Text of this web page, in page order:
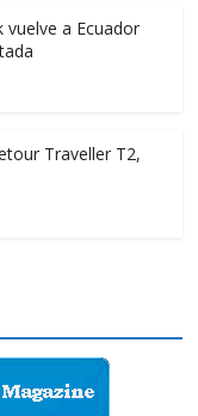
vuelve a Ecuador
Traveller T2,